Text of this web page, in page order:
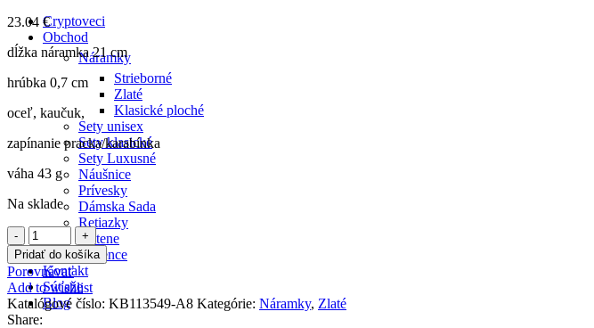
Cryptoveci
Obchod
Náramky
Strieborné
Zlaté
Klasické ploché
Sety unisex
Sety klasické
Sety Luxusné
Náušnice
Prívesky
Dámska Sada
Retiazky
Prstene
Ružence
Kontakt
Súťaže
Blog
23.04 €
dĺžka náramka 21 cm
hrúbka 0,7 cm
oceľ, kaučuk,
zapínanie pracka/karabínka
váha 43 g
Na sklade
množstvo
Náramok
pevný
zlatý
Pridať do košíka
Porovnávať
Add to wishlist
Katalógové číslo: KB113549-A8 Kategórie: Náramky, Zlaté
Share: